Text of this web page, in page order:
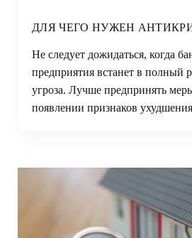
ДЛЯ ЧЕГО НУЖЕН
Не следует дожидаться, когда
предприятия встанет в полный
угроза. Лучше предпринять
появлении признаков